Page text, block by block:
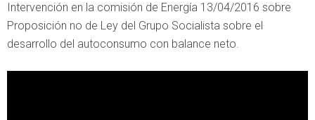
Intervención en la comisión de Energía 13/04/2016 sobre
Proposición no de Ley del Grupo Socialista sobre el
desarrollo del autoconsumo con balance neto.